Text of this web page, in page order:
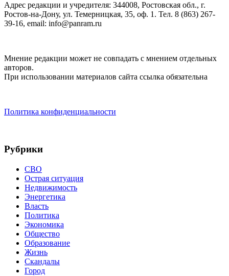
Адрес редакции и учредителя: 344008, Ростовская обл., г.
Ростов-на-Дону, ул. Темерницкая, 35, оф. 1. Тел. 8 (863) 267-
39-16, email: info@panram.ru
Мнение редакции может не совпадать с мнением отдельных
авторов.
При использовании материалов сайта ссылка обязательна
Политика конфиденциальности
Рубрики
СВО
Острая ситуация
Недвижимость
Энергетика
Власть
Политика
Экономика
Общество
Образование
Жизнь
Скандалы
Город